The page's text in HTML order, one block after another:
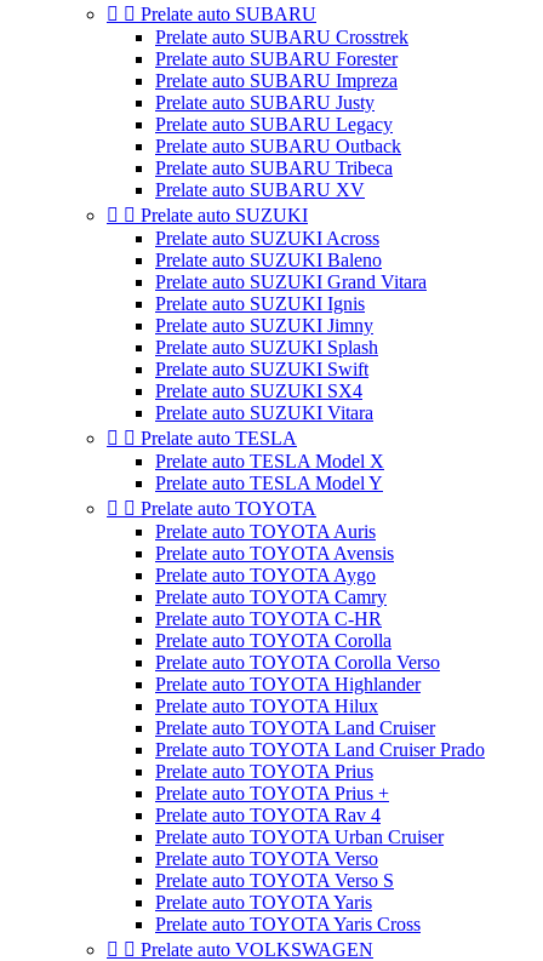
  Prelate auto SUBARU
Prelate auto SUBARU Crosstrek
Prelate auto SUBARU Forester
Prelate auto SUBARU Impreza
Prelate auto SUBARU Justy
Prelate auto SUBARU Legacy
Prelate auto SUBARU Outback
Prelate auto SUBARU Tribeca
Prelate auto SUBARU XV
  Prelate auto SUZUKI
Prelate auto SUZUKI Across
Prelate auto SUZUKI Baleno
Prelate auto SUZUKI Grand Vitara
Prelate auto SUZUKI Ignis
Prelate auto SUZUKI Jimny
Prelate auto SUZUKI Splash
Prelate auto SUZUKI Swift
Prelate auto SUZUKI SX4
Prelate auto SUZUKI Vitara
  Prelate auto TESLA
Prelate auto TESLA Model X
Prelate auto TESLA Model Y
  Prelate auto TOYOTA
Prelate auto TOYOTA Auris
Prelate auto TOYOTA Avensis
Prelate auto TOYOTA Aygo
Prelate auto TOYOTA Camry
Prelate auto TOYOTA C-HR
Prelate auto TOYOTA Corolla
Prelate auto TOYOTA Corolla Verso
Prelate auto TOYOTA Highlander
Prelate auto TOYOTA Hilux
Prelate auto TOYOTA Land Cruiser
Prelate auto TOYOTA Land Cruiser Prado
Prelate auto TOYOTA Prius
Prelate auto TOYOTA Prius +
Prelate auto TOYOTA Rav 4
Prelate auto TOYOTA Urban Cruiser
Prelate auto TOYOTA Verso
Prelate auto TOYOTA Verso S
Prelate auto TOYOTA Yaris
Prelate auto TOYOTA Yaris Cross
  Prelate auto VOLKSWAGEN